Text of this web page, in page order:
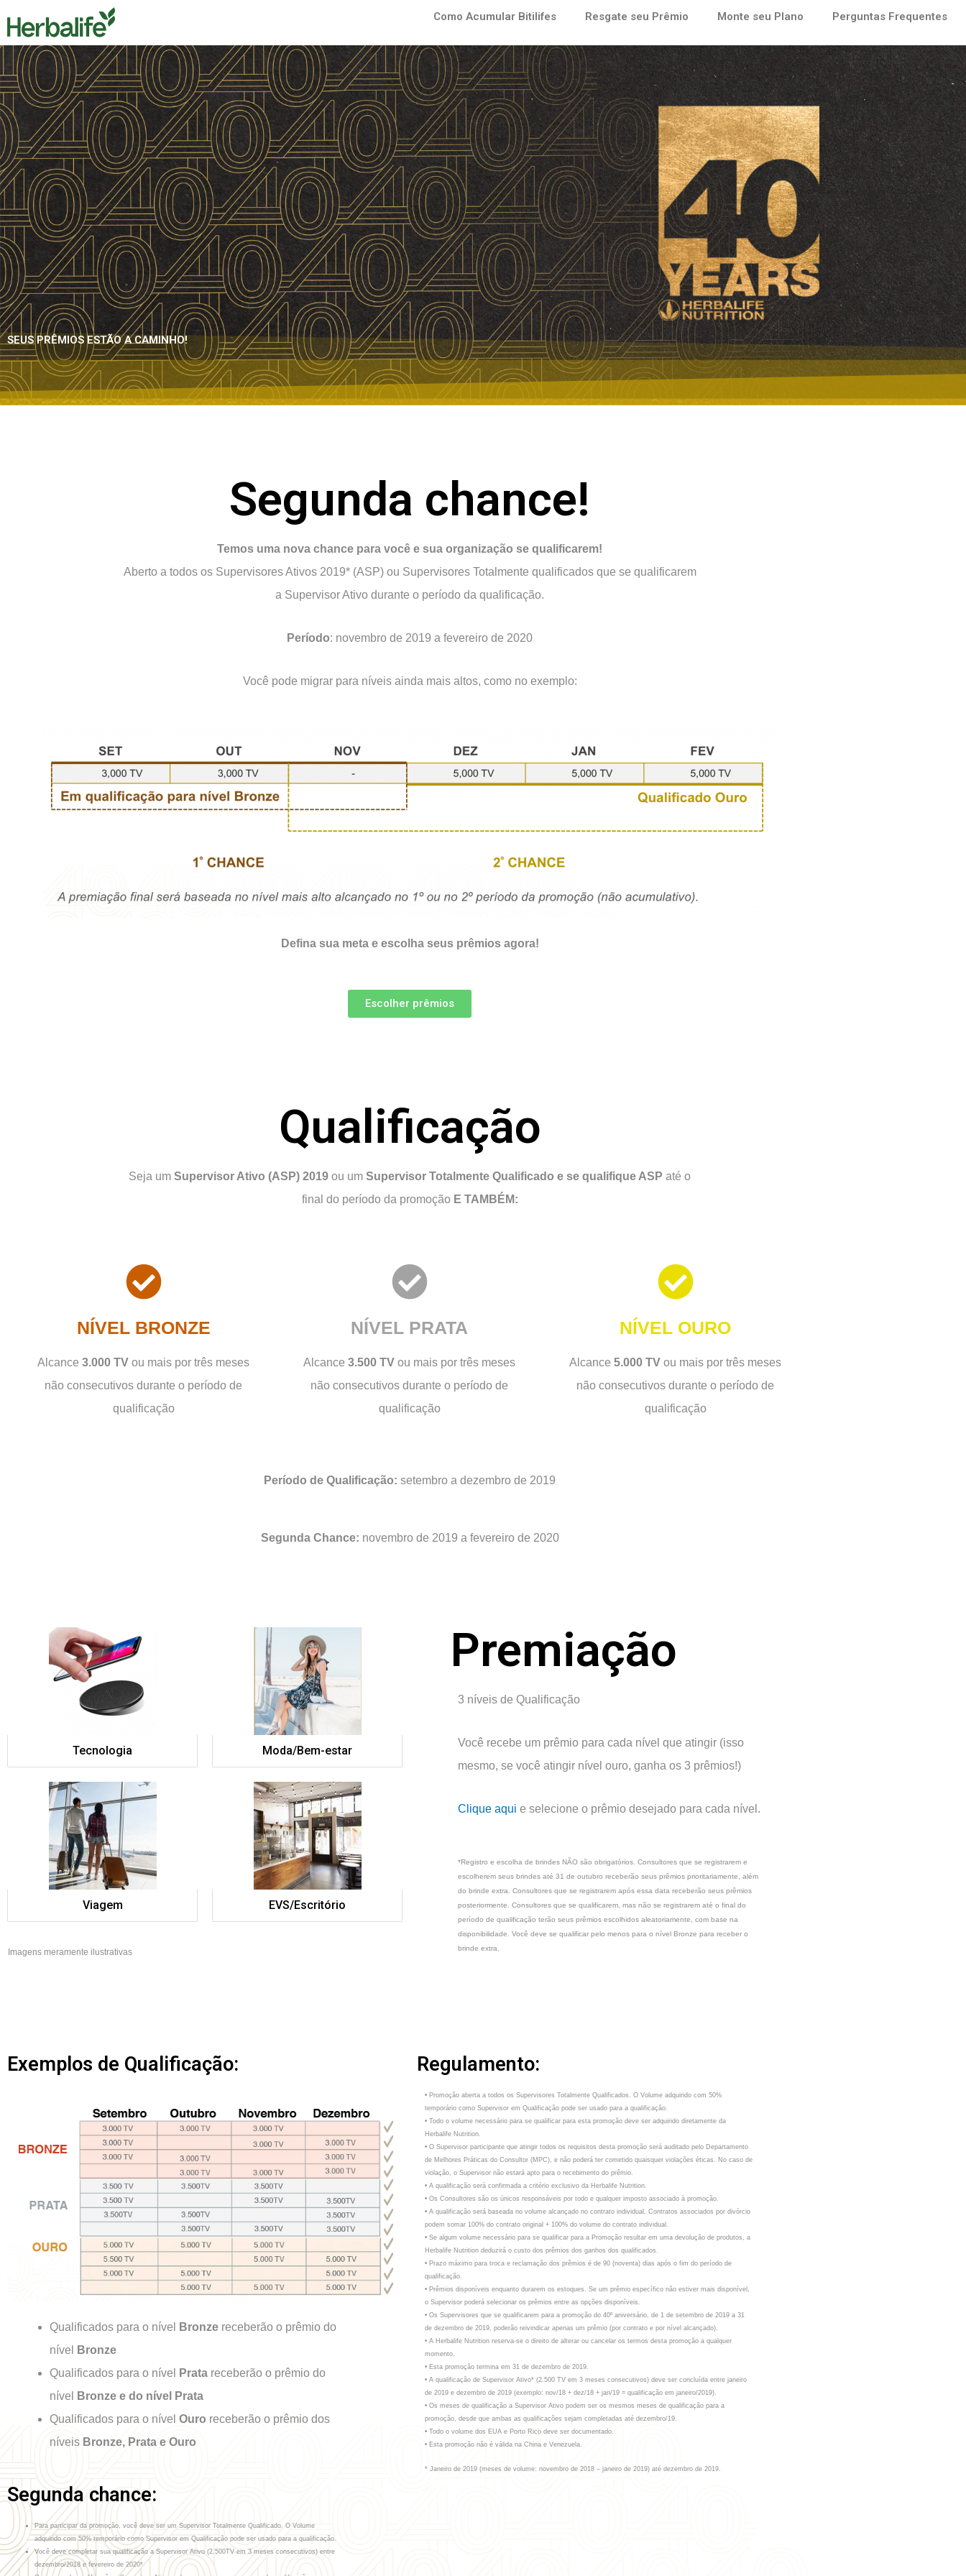
Como Acumular Bitilifes Resgate seu Prêmio Monte seu Plano Perguntas Frequentes
SEUS PRÊMIOS ESTÃO A CAMINHO!
Segunda chance!
Temos uma nova chance para você e sua organização se qualificarem!
Aberto a todos os Supervisores Ativos 2019* (ASP) ou Supervisores Totalmente qualificados que se qualificarem
a Supervisor Ativo durante o período da qualificação.
Período: novembro de 2019 a fevereiro de 2020
Você pode migrar para níveis ainda mais altos, como no exemplo:
Defina sua meta e escolha seus prêmios agora!
Escolher prêmios
Qualificação
Seja um Supervisor Ativo (ASP) 2019 ou um Supervisor Totalmente Qualificado e se qualifique ASP até o
final do período da promoção E TAMBÉM:
NÍVEL BRONZE
Alcance3.000 TV ou mais por três meses
não consecutivos durante o período de
qualificação
NÍVEL PRATA
Alcance3.500 TV ou mais por três meses
não consecutivos durante o período de
qualificação
NÍVEL OURO
Alcance5.000 TV ou mais por três meses
não consecutivos durante o período de
qualificação
Período de Qualificação: setembro a dezembro de 2019
Segunda Chance: novembro de 2019 a fevereiro de 2020
Tecnologia Moda/Bem-estar
Viagem EVS/Escritório
Imagens meramente ilustrativas
Premiação
3 níveis de Qualificação
Você recebe um prêmio para cada nível que atingir (isso
mesmo, se você atingir nível ouro, ganha os 3 prêmios!)
Clique aqui e selecione o prêmio desejado para cada nível.
*Registro e escolha de brindes NÃO são obrigatórios. Consultores que se registrarem e
escolherem seus brindes até 31 de outubro receberão seus prêmios prioritariamente, além
do brinde extra. Consultores que se registrarem após essa data receberão seus prêmios
posteriormente. Consultores que se qualificarem, mas não se registrarem até o final do
período de qualificação terão seus prêmios escolhidos aleatoriamente, com base na
disponibilidade. Você deve se qualificar pelo menos para o nível Bronze para receber o
brinde extra.
Exemplos de Qualificação:
Qualificados para o nível Bronze receberão o prêmio do
nível
Bronze
Qualificados para o nível
Prata receberão o prêmio do
nível
Bronze e do nível Prata
Qualificados para o nível Ouro receberão o prêmio dos
níveis Bronze, Prata e Ouro
Segunda chance:
Para participar da promoção, você deve ser um Supervisor Totalmente Qualificado. O Volume
adquirido com 50% temporário como Supervisor em Qualificação pode ser usado para a qualificação.
Você deve completar sua qualificação a Supervisor Ativo (2.500TV em 3 meses consecutivos) entre
dezembro/2018 e fevereiro de 2020*
Regulamento:
• Promoção aberta a todos os Supervisores Totalmente Qualificados. O Volume adquirido com 50%
temporário como Supervisor em Qualificação pode ser usado para a qualificação.
• Todo o volume necessário para se qualificar para esta promoção deve ser adquirido diretamente da
Herbalife Nutrition.
• O Supervisor participante que atingir todos os requisitos desta promoção será auditado pelo Departamento
de Melhores Práticas do Consultor (MPC), e não poderá ter cometido quaisquer violações éticas. No caso de
violação, o Supervisor não estará apto para o recebimento do prêmio.
• A qualificação será confirmada a critério exclusivo da Herbalife Nutrition.
• Os Consultores são os únicos responsáveis por todo e qualquer imposto associado à promoção.
• A qualificação será baseada no volume alcançado no contrato individual. Contratos associados por divórcio
podem somar 100% do contrato original + 100% do volume do contrato individual.
• Se algum volume necessário para se qualificar para a Promoção resultar em uma devolução de produtos, a
Herbalife Nutrition deduzirá o custo dos prêmios dos ganhos dos qualificados.
• Prazo máximo para troca e reclamação dos prêmios é de 90 (noventa) dias após o fim do período de
qualificação.
• Prêmios disponíveis enquanto durarem os estoques. Se um prêmio específico não estiver mais disponível,
o Supervisor poderá selecionar os prêmios entre as opções disponíveis.
• Os Supervisores que se qualificarem para a promoção do 40º aniversário, de 1 de setembro de 2019 a 31
de dezembro de 2019, poderão reivindicar apenas um prêmio (por contrato e por nível alcançado).
• A Herbalife Nutrition reserva-se o direito de alterar ou cancelar os termos desta promoção a qualquer
momento.
• Esta promoção termina em 31 de dezembro de 2019.
• A qualificação de Supervisor Ativo* (2.500 TV em 3 meses consecutivos) deve ser concluída entre janeiro
de 2019 e dezembro de 2019 (exemplo: nov/18 + dez/18 + jan/19 = qualificação em janeiro/2019).
• Os meses de qualificação a Supervisor Ativo podem ser os mesmos meses de qualificação para a
promoção, desde que ambas as qualificações sejam completadas até dezembro/19.
• Todo o volume dos EUA e Porto Rico deve ser documentado.
• Esta promoção não é válida na China e Venezuela.
* Janeiro de 2019 (meses de volume: novembro de 2018 – janeiro de 2019) até dezembro de 2019.